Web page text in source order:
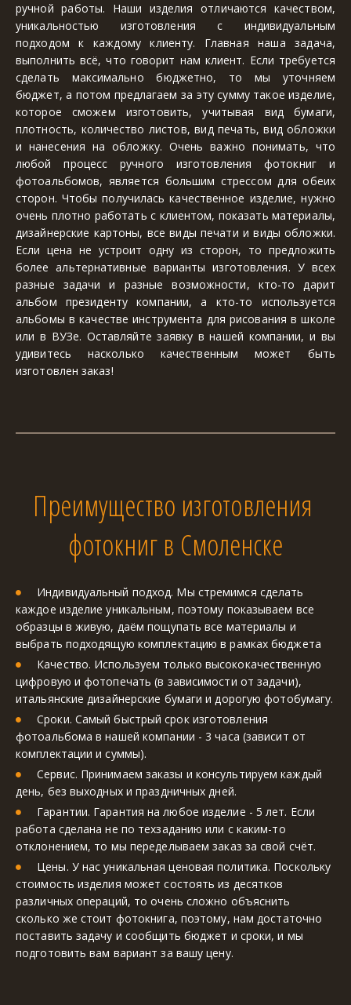
ручной работы. Наши изделия отличаются качеством,
уникальностью изготовления с индивидуальным
подходом к каждому клиенту. Главная наша задача,
выполнить всё, что говорит нам клиент. Если требуется
сделать максимально бюджетно, то мы уточняем
бюджет, а потом предлагаем за эту сумму такое изделие,
которое сможем изготовить, учитывая вид бумаги,
плотность, количество листов, вид печать, вид обложки
и нанесения на обложку. Очень важно понимать, что
любой процесс ручного изготовления фотокниг и
фотоальбомов, является большим стрессом для обеих
сторон. Чтобы получилась качественное изделие, нужно
очень плотно работать с клиентом, показать материалы,
дизайнерские картоны, все виды печати и виды обложки.
Если цена не устроит одну из сторон, то предложить
более альтернативные варианты изготовления. У всех
разные задачи и разные возможности, кто-то дарит
альбом президенту компании, а кто-то используется
альбомы в качестве инструмента для рисования в школе
или в ВУЗе. Оставляйте заявку в нашей компании, и вы
удивитесь насколько качественным может быть
изготовлен заказ!
Преимущество изготовления
фотокниг в Смоленске
Индивидуальный подход. Мы стремимся сделать
каждое изделие уникальным, поэтому показываем все
образцы в живую, даём пощупать все материалы и
выбрать подходящую комплектацию в рамках бюджета
Качество. Используем только высококачественную
цифровую и фотопечать (в зависимости от задачи),
итальянские дизайнерские бумаги и дорогую фотобумагу.
Сроки. Самый быстрый срок изготовления
фотоальбома в нашей компании - 3 часа (зависит от
комплектации и суммы).
Сервис. Принимаем заказы и консультируем каждый
день, без выходных и праздничных дней.
Гарантии. Гарантия на любое изделие - 5 лет. Если
работа сделана не по техзаданию или с каким-то
отклонением, то мы переделываем заказ за свой счёт.
Цены. У нас уникальная ценовая политика. Поскольку
стоимость изделия может состоять из десятков
различных операций, то очень сложно объяснить
сколько же стоит фотокнига, поэтому, нам достаточно
поставить задачу и сообщить бюджет и сроки, и мы
подготовить вам вариант за вашу цену.